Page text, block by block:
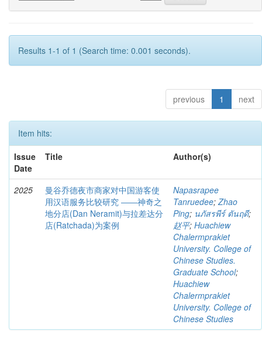
Results 1-1 of 1 (Search time: 0.001 seconds).
previous 1 next
Item hits:
Issue
Date
Title Author(s)
2025
曼谷乔德夜市商家对中国游客使
用汉语服务比较研究 ――神奇之
地分店(Dan Neramit)与拉差达分
店(Ratchada)为案例
Napasrapee
Tanruedee;Zhao
Ping; นภัสรพีร์ ตันฤดี;
赵平; Huachiew
Chalermprakiet
University. College of
Chinese Studies.
Graduate School;
Huachiew
Chalermprakiet
University. College of
Chinese Studies